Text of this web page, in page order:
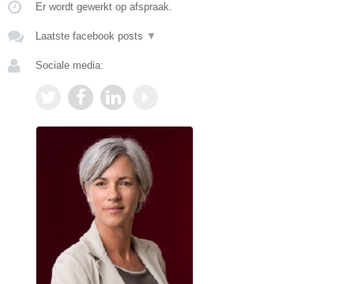
Er wordt gewerkt op afspraak.
Laatste facebook posts ▼
Sociale media: